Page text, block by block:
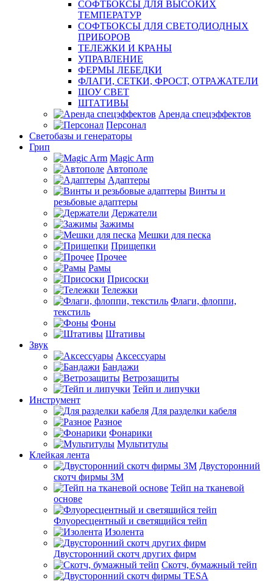
СОФТБОКСЫ ДЛЯ ВЫСОКИХ
ТЕМПЕРАТУР
СОФТБОКСЫ ДЛЯ СВЕТОДИОДНЫХ
ПРИБОРОВ
ТЕЛЕЖКИ И КРАНЫ
УПРАВЛЕНИЕ
ФЕРМЫ ЛЕБЕДКИ
ФЛАГИ, СЕТКИ, ФРОСТ, ОТРАЖАТЕЛИ
ШОУ СВЕТ
ШТАТИВЫ
Аренда спецэффектов
Персонал
Светобазы и генераторы
Грип
Magic Arm
Автополе
Адаптеры
Винты и
резьбовые адаптеры
Держатели
Зажимы
Мешки для песка
Прищепки
Прочее
Рамы
Присоски
Тележки
Флаги, флоппи,
текстиль
Фоны
Штативы
Звук
Аксессуары
Бандажи
Ветрозащиты
Тейп и липучки
Инструмент
Для разделки кабеля
Разное
Фонарики
Мультитулы
Клейкая лента
Двусторонний
скотч фирмы 3M
Тейп на тканевой
основе
Флуоресцентный и светящийся тейп
Изолента
Двусторонний скотч других фирм
Скотч, бумажный тейп